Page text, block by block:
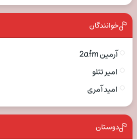
خوانندگان
آرمین 2afm
امیر تتلو
امید آمری
دوستان